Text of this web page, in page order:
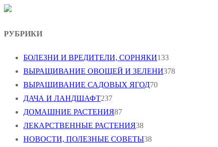
РУБРИКИ
БОЛЕЗНИ И ВРЕДИТЕЛИ, СОРНЯКИ133
ВЫРАЩИВАНИЕ ОВОЩЕЙ И ЗЕЛЕНИ378
ВЫРАЩИВАНИЕ САДОВЫХ ЯГОД70
ДАЧА И ЛАНДШАФТ237
ДОМАШНИЕ РАСТЕНИЯ87
ЛЕКАРСТВЕННЫЕ РАСТЕНИЯ38
НОВОСТИ, ПОЛЕЗНЫЕ СОВЕТЫ38